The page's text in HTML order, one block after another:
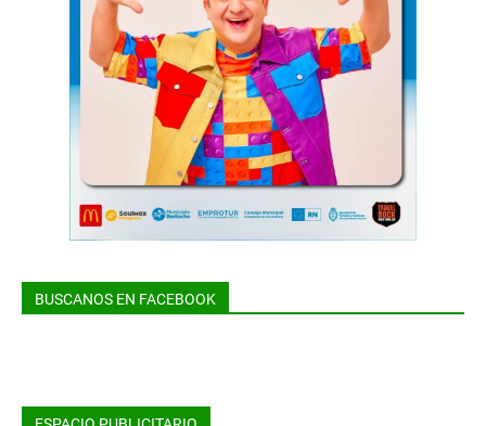
BUSCANOS EN FACEBOOK